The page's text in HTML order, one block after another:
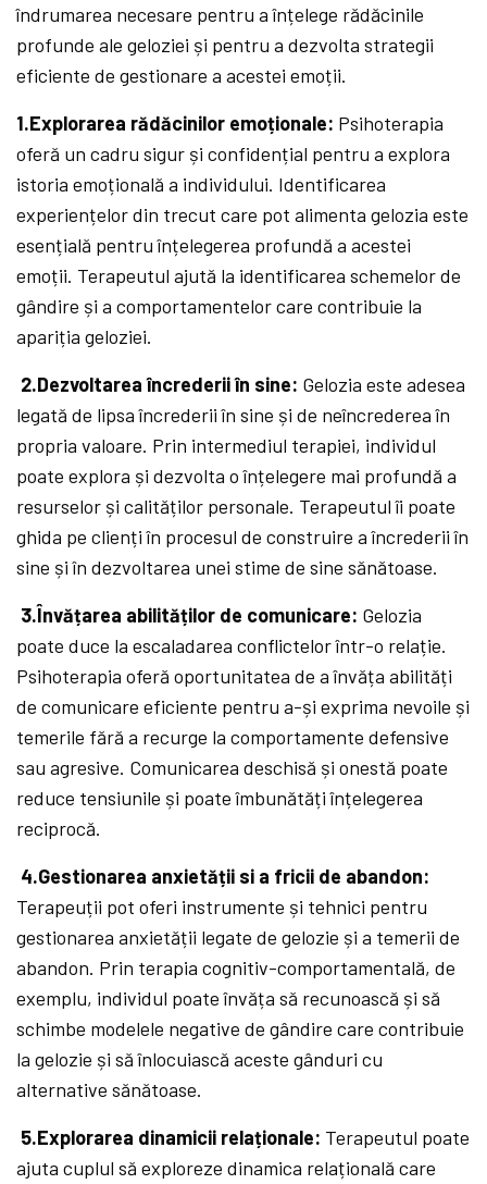
îndrumarea necesare pentru a înțelege rădăcinile
profunde ale geloziei și pentru a dezvolta strategii
eficiente de gestionare a acestei emoții.
1.Explorarea rădăcinilor emoționale: Psihoterapia
oferă un cadru sigur și confidențial pentru a explora
istoria emoțională a individului. Identificarea
experiențelor din trecut care pot alimenta gelozia este
esențială pentru înțelegerea profundă a acestei
emoții. Terapeutul ajută la identificarea schemelor de
gândire și a comportamentelor care contribuie la
apariția geloziei.
2.Dezvoltarea încrederii în sine: Gelozia este adesea
legată de lipsa încrederii în sine și de neîncrederea în
propria valoare. Prin intermediul terapiei, individul
poate explora și dezvolta o înțelegere mai profundă a
resurselor și calităților personale. Terapeutul îi poate
ghida pe clienți în procesul de construire a încrederii în
sine și în dezvoltarea unei stime de sine sănătoase.
3.Învățarea abilităților de comunicare: Gelozia
poate duce la escaladarea conflictelor într-o relație.
Psihoterapia oferă oportunitatea de a învăța abilități
de comunicare eficiente pentru a-și exprima nevoile și
temerile fără a recurge la comportamente defensive
sau agresive. Comunicarea deschisă și onestă poate
reduce tensiunile și poate îmbunătăți înțelegerea
reciprocă.
4.Gestionarea anxietății si a fricii de abandon:
Terapeuții pot oferi instrumente și tehnici pentru
gestionarea anxietății legate de gelozie și a temerii de
abandon. Prin terapia cognitiv-comportamentală, de
exemplu, individul poate învăța să recunoască și să
schimbe modelele negative de gândire care contribuie
la gelozie și să înlocuiască aceste gânduri cu
alternative sănătoase.
5.Explorarea dinamicii relaționale: Terapeutul poate
ajuta cuplul să exploreze dinamica relațională care